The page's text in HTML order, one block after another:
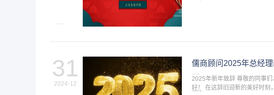
31
2024-12
儒商顾问2025年总经
2025年新年致辞 尊敬的同事
好！ 在这辞旧迎新的美好时刻